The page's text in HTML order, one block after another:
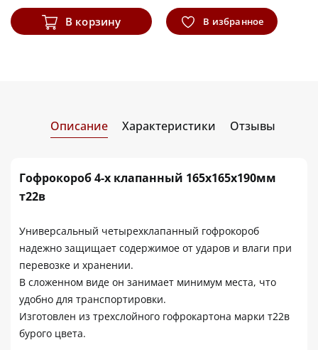
В корзину В избранное
Описание Характеристики Отзывы
Гофрокороб 4-х клапанный 165х165х190мм
т22в
Универсальный четырехклапанный гофрокороб
надежно защищает содержимое от ударов и влаги при
перевозке и хранении.
В сложенном виде он занимает минимум места, что
удобно для транспортировки.
Изготовлен из трехслойного гофрокартона марки т22в
бурого цвета.